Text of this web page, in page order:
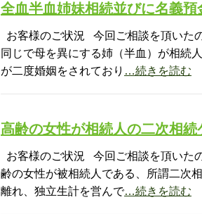
全血半血姉妹相続並びに名義
お客様のご状況 今回ご相談を頂いた
同じで母を異にする姉（半血）が相続
が二度婚姻をされており …続きを読む
高齢の女性が相続人の二次相続
お客様のご状況 今回ご相談を頂いた
齢の女性が被相続人である、所謂二次
離れ、独立生計を営んで…続きを読む